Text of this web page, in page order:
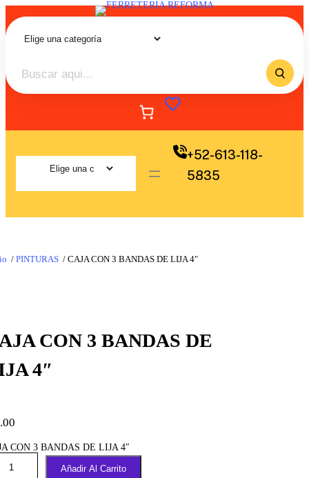
+52-613-118-
5835
/ PINTURAS / CAJA CON 3 BANDAS DE LIJA 4″
CON 3 BANDAS DE
4″
CON 3 BANDAS DE LIJA 4″
Añadir Al Carrito